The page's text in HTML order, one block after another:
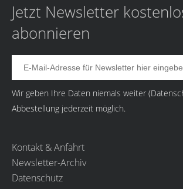
Jetzt Newsletter
abonnieren
Wir geben Ihre Daten niemals weiter (
Abbestellung jederzeit möglich.
Kontakt & Anfahrt
Newsletter-Archiv
Datenschutz